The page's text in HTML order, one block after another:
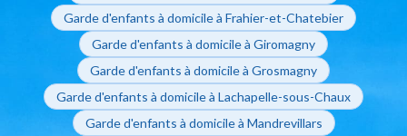
Garde d'enfants à domicile à Frahier-et-Chatebier
Garde d'enfants à domicile à Giromagny
Garde d'enfants à domicile à Grosmagny
Garde d'enfants à domicile à Lachapelle-sous-Chaux
Garde d'enfants à domicile à Mandrevillars